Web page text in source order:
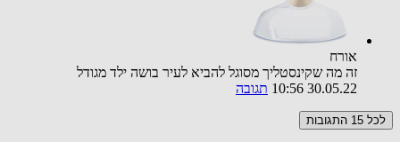
אורח
זה מה שקינסטליך מסוגל להביא לעיר בושה ילד מגודל
30.05.22 10:56
תגובה
לכל 15 התגובות